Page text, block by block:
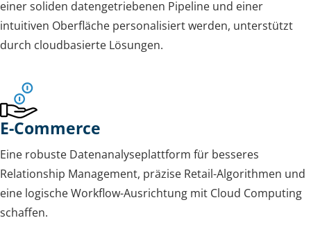
einer soliden datengetriebenen Pipeline und einer
intuitiven Oberfläche personalisiert werden, unterstützt
durch cloudbasierte Lösungen.
E-Commerce
Eine robuste Datenanalyseplattform für besseres
Relationship Management, präzise Retail-Algorithmen und
eine logische Workflow-Ausrichtung mit Cloud Computing
schaffen.